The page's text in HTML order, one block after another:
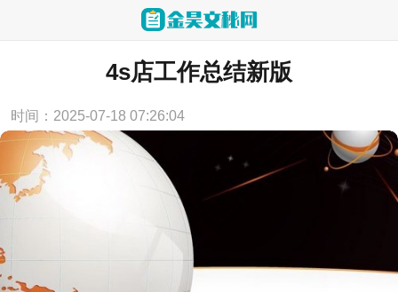
当前位置： 首页 > 工作计划
4s店工作总结新版
时间：2025-07-18 07:26:04